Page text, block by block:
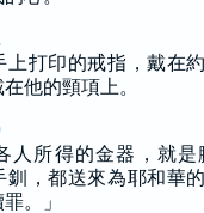
上打印的戒指，戴在
他的頸項上。
人所得的金器，就
釧，都送來為耶和華
。」